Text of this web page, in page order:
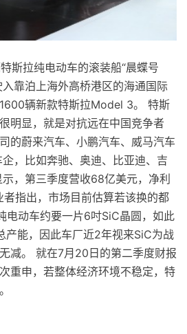
斯拉纯电动车的滚装船“晨蝶号
入靠泊上海外高桥港区的海通国际
辆新款特斯拉Model 3。 特斯
明显，就是对抗远在中国竞争者
的蔚来汽车、小鹏汽车、威马汽车
，比如奔驰、奥迪、比亚迪、吉
，第三季度营收68亿美元，净利
指出，市场目前估算若该换的都
电动车约要一片6吋SiC晶圆，如此
产能，因此车厂近2年视来SiC为战
减。 就在7月20日的第二季度财报
重申，若整体经济环境不稳定，特